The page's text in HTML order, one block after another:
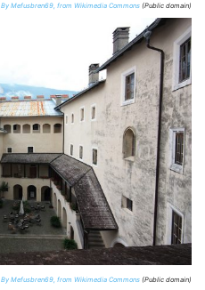
By Mefusbren69, from Wikimedia Commons (Public domain)
By Mefusbren69, from Wikimedia Commons (Public domain)